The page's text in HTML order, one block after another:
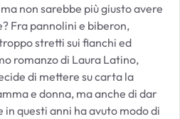
non sarebbe più giusto avere
Fra pannolini e biberon,
stretti sui fianchi ed
romanzo di Laura Latino,
di mettere su carta la
e donna, ma anche di dar
questi anni ha avuto modo di